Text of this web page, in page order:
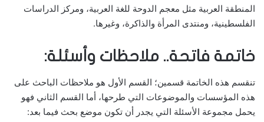
المنطقة العربية مثل معجم الدوحة للغة العربية، ومركز الدراسات
الفلسطينية، ومنتدى المرأة والذاكرة، وغيرها.
خاتمة فاتحة.. ملاحظات وأسئلة:
تنقسم هذه الخاتمة قسمين؛ القسم الأول هو ملاحظات الباحث على
هذه المؤسسات والموضوعات التي طرحها، أما القسم الثاني فهو
يحمل مجموعة الأسئلة التي يجدر أن تكون موضع بحث فيما بعد: